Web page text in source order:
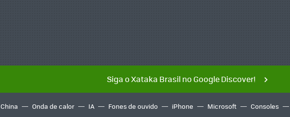
Siga o Xataka Brasil no Google Discover!
China Onda de calor IA Fones de ouvido iPhone Microsoft Consoles